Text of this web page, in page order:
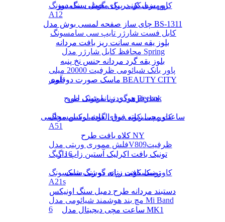
کاور سیلیکونی برای گوشی سامسونگ
A12
کابل فست شارژر تایپ سی سامسونگ
محافظ کابل شارژر مدل Spring
پاور بانک شیائومی ظرفیت 20000 میلی
آمپر
هندزفری گردنی بلوتوثی لنوو
کاور سیلیکونی برای گوشی سامسونگ
A51
فلش مموری وریتی مدلV809ظرفیت
16 گیگ
کاور سیلیکونی برای گوشی سامسونگ
A21s
مچ بند هوشمند شیائومی مدل Mi Band
6
رومیزی یک در یک مخمل سنگ دوز
چای ساز صفحه لمسی بوش مدل BS-1311
بلوز یقه سه سانت ریز بافت مردانه
بلوز یقه گرد مردانه جنس نخ پنبه
ماسک صورت دوقلوی BEAUTY CITY
هودی زنانه شیک طرح Reebok
ساعت مچی زنانه فوق العاده لوکس مجلسی
کلاه بافت طرح NY
تونیک بافت اکرلیک آستین زاپ دار
تونیک بافت زنانه دو رنگ شیک
دستبند مردانه طرح دمبل سنگ اونیکس
ساعت مچی دیجیتال مدل MK1